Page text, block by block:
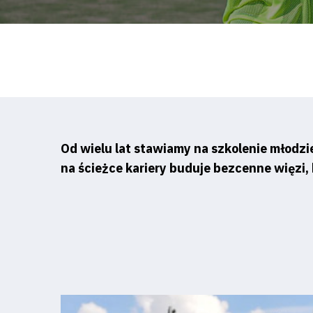
Od wielu lat stawiamy na szkolenie
na ścieżce kariery buduje bezcenne